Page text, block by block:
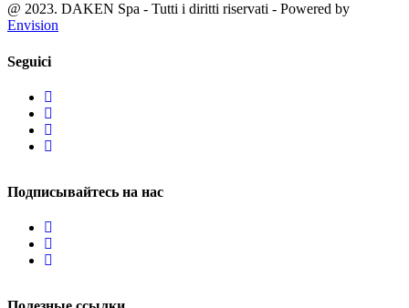
@ 2023. DAKEN Spa - Tutti i diritti riservati - Powered by
Envision
Seguici
Подписывайтесь на нас